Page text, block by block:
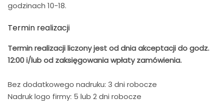
godzinach 10-18.
Termin realizacji
Termin realizacji liczony jest od dnia akceptacji do godz.
12:00 i/lub od zaksięgowania wpłaty zamówienia.
Bez dodatkowego nadruku: 3 dni robocze
Nadruk logo firmy: 5 lub 2 dni robocze